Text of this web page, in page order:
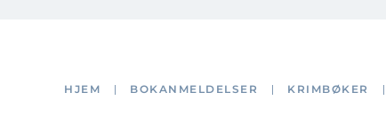
HJEM BOKANMELDELSER KRIMBØKER